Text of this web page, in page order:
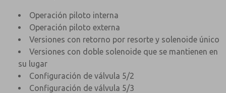
Operación piloto interna
Operación piloto externa
Versiones con retorno por resorte y solenoide único
Versiones con doble solenoide que se mantienen en
su lugar
Configuración de válvula 5/2
Configuración de válvula 5/3